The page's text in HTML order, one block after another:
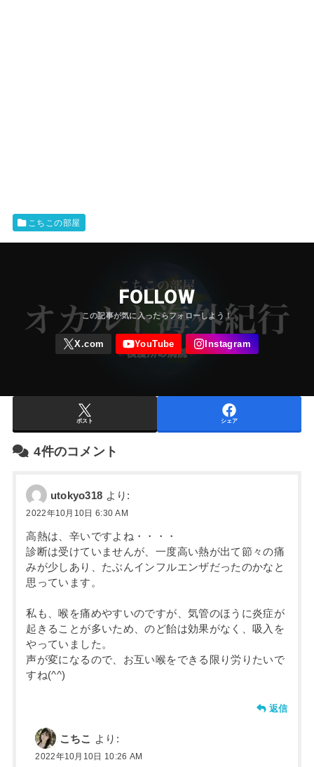
こちこの部屋
FOLLOW
ポスト シェア
4件のコメント
utokyo318 より:
2022年10月10日 6:30 AM
高熱は、辛いですよね・・・・
診断は受けていませんが、一度高い熱が出て節々の痛
みが少しあり、たぶんインフルエンザだったのかなと
思っています。
私も、喉を痛めやすいのですが、気管のほうに炎症が
起きることが多いため、のど飴は効果がなく、吸入を
やっていました。
声が変になるので、お互い喉をできる限り労りたいで
すね(^^)
返信
こちこ より:
2022年10月10日 10:26 AM